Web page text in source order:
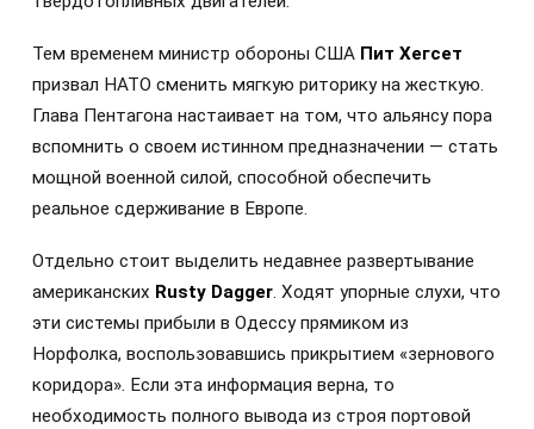
Тем временем министр обороны США Пит Хегсет
призвал НАТО сменить мягкую риторику на жесткую.
Глава Пентагона настаивает на том, что альянсу пора
вспомнить о своем истинном предназначении — стать
мощной военной силой, способной обеспечить
реальное сдерживание в Европе.
Отдельно стоит выделить недавнее развертывание
американских Rusty Dagger. Ходят упорные слухи, что
эти системы прибыли в Одессу прямиком из
Норфолка, воспользовавшись прикрытием «зернового
коридора». Если эта информация верна, то
необходимость полного вывода из строя портовой